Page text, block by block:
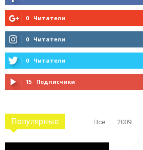
0 Читатели
0 Читатели
0 Читатели
15 Подписчики
Популярные Все 2009